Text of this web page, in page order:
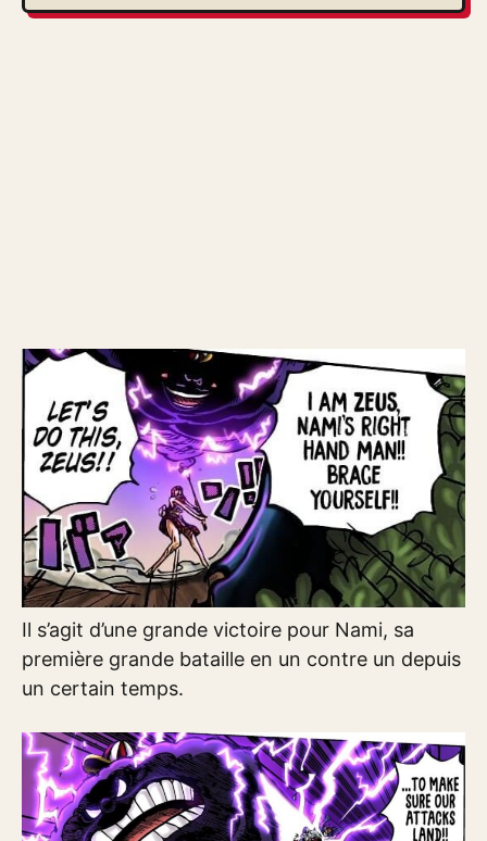
Il s’agit d’une grande victoire pour Nami, sa
première grande bataille en un contre un depuis
un certain temps.